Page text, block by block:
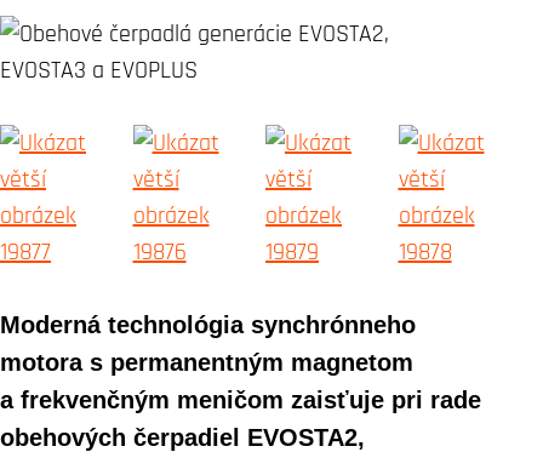
Moderná technológia synchrónneho
motora s permanentným magnetom
a frekvenčným meničom zaisťuje pri rade
obehových čerpadiel EVOSTA2,